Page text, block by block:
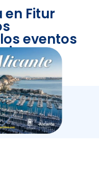
Fitur
eventos